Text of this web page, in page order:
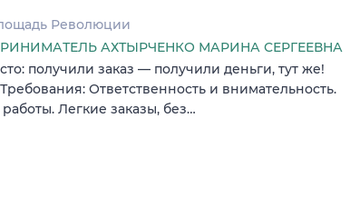
Революции
АХТЫРЧЕНКО МАРИНА СЕРГЕЕВНА
получили заказ — получили деньги, тут же!
Ответственность и внимательность.
Легкие заказы, без…